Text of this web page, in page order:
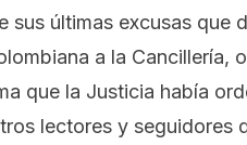
sus últimas excusas que
a la Cancillería,
que la Justicia había
lectores y seguidores